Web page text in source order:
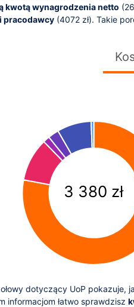
kwotą wynagrodzenia netto (
pracodawcy (4072 zł). Takie
3 380 zł
dotyczący UoP pokazuje,
informacjom łatwo sprawdzisz